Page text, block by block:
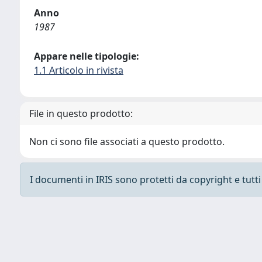
Anno
1987
Appare nelle tipologie:
1.1 Articolo in rivista
File in questo prodotto:
Non ci sono file associati a questo prodotto.
I documenti in IRIS sono protetti da copyright e